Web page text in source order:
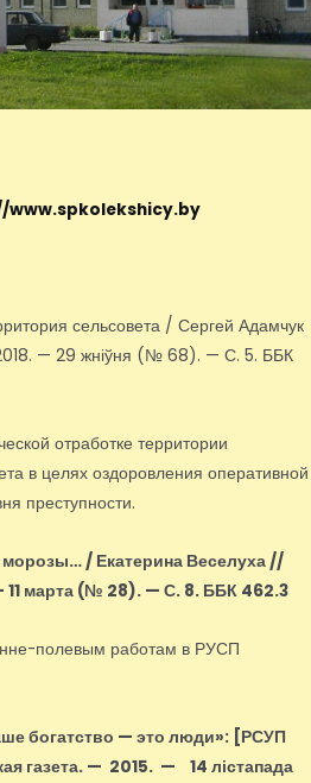
сельсовета / Сергей Адамчук
— 29 жніўня (№ 68). — С. 5. ББК
отработке территории
в целях оздоровления оперативной
преступности.
морозы… / Екатерина Веселуха //
11 марта (№ 28). — С. 8. ББК 462.3
полевым работам в РУСП
богатство — это люди»: [РСУП
газета. — 2015. — 14 лістапада